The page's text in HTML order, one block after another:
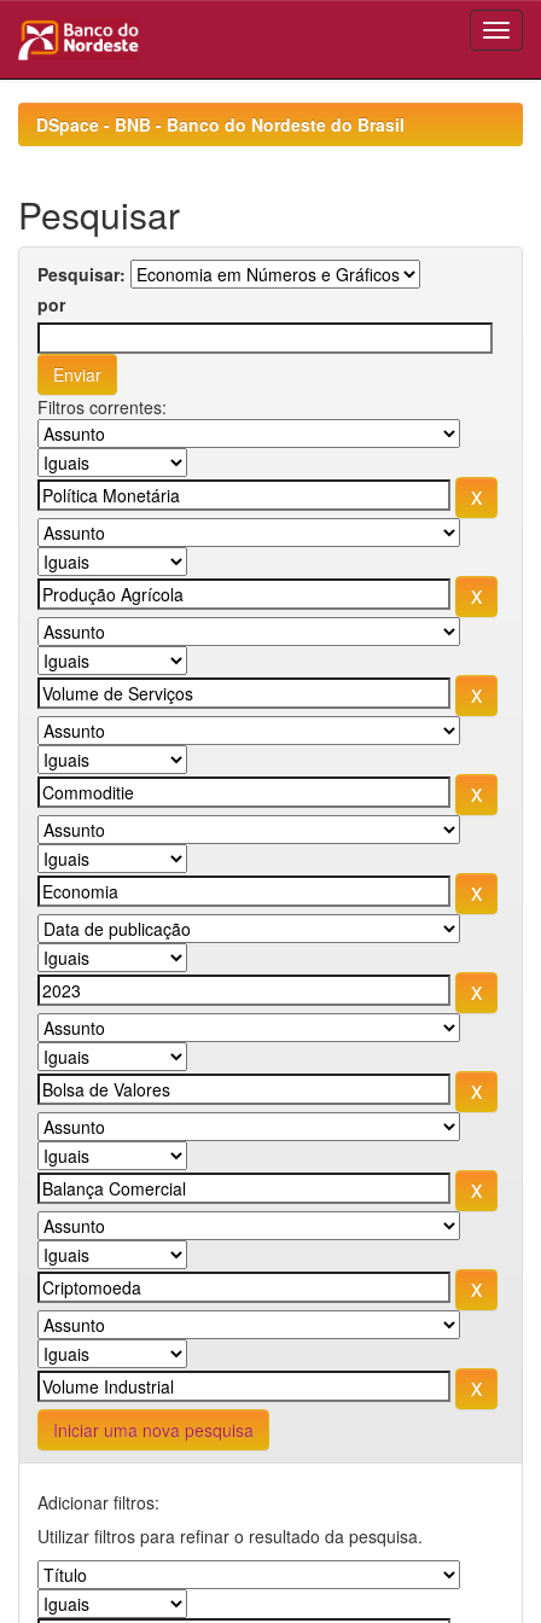
navigationDSpace - BNB - Banco do Nordeste do Brasil
Pesquisar
Pesquisar:
por
Filtros correntes:
Iniciar uma nova pesquisa
Adicionar filtros:
Utilizar filtros para refinar o resultado da pesquisa.